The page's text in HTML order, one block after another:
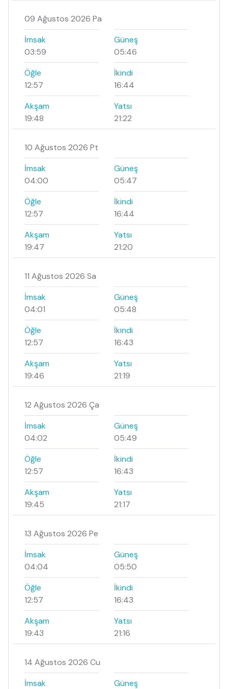
09 Ağustos 2026 Pa
İmsak
03:59
Güneş
05:46
Öğle
12:57
İkindi
16:44
Akşam
19:48
Yatsı
21:22
10 Ağustos 2026 Pt
İmsak
04:00
Güneş
05:47
Öğle
12:57
İkindi
16:44
Akşam
19:47
Yatsı
21:20
11 Ağustos 2026 Sa
İmsak
04:01
Güneş
05:48
Öğle
12:57
İkindi
16:43
Akşam
19:46
Yatsı
21:19
12 Ağustos 2026 Ça
İmsak
04:02
Güneş
05:49
Öğle
12:57
İkindi
16:43
Akşam
19:45
Yatsı
21:17
13 Ağustos 2026 Pe
İmsak
04:04
Güneş
05:50
Öğle
12:57
İkindi
16:43
Akşam
19:43
Yatsı
21:16
14 Ağustos 2026 Cu
İmsak
Güneş